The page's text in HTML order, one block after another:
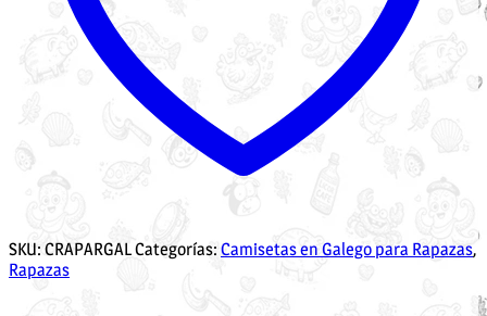
SKU: CRAPARGALCategorías: Camisetas en Galego para Rapazas,
Rapazas